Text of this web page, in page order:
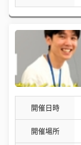
開催日時
開催場所